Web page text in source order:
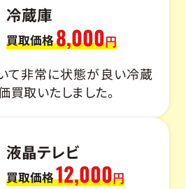
冷蔵庫
買取価格8,000円
て非常に状態が良い冷蔵
買取いたしました。
液晶テレビ
買取価格12,000円